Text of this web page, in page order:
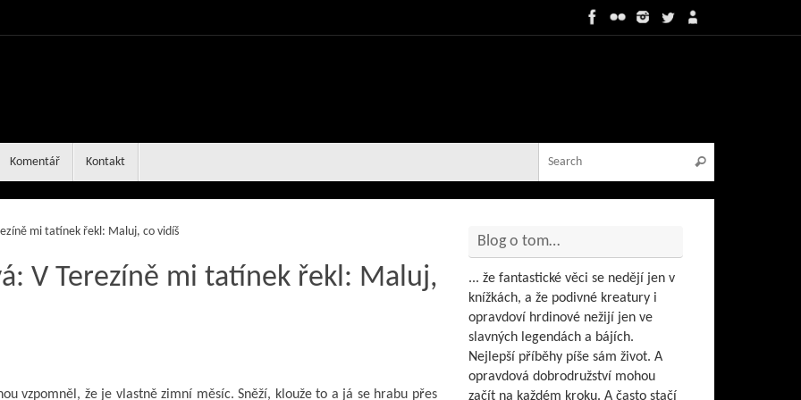
Komentář Kontakt Search
mi tatínek řekl: Maluj, co vidíš
V Terezíně mi tatínek řekl: Maluj,
vzpomněl, že je vlastně zimní měsíc. Sněží, klouže to a já se hrabu přes
Blog o tom…
... že fantastické věci se nedějí jen v
knížkách, a že podivné kreatury i
opravdoví hrdinové nežijí jen ve
slavných legendách a bájích.
Nejlepší příběhy píše sám život. A
opravdová dobrodružství mohou
začít na každém kroku. A často stačí